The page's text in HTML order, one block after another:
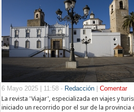
6 Mayo 2025 | 11:58 - Redacción
Comentar
La revista 'Viajar', especializada en viajes y
iniciado un recorrido por el sur de la provincia